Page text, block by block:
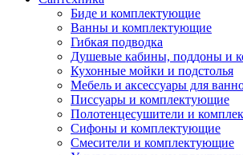
Биде и комплектующие
Ванны и комплектующие
Гибкая подводка
Душевые кабины, поддоны и
Кухонные мойки и подстолья
Мебель и аксессуары для
Писсуары и комплектующие
Полотенцесушители и
Сифоны и комплектующие
Смесители и комплектующие